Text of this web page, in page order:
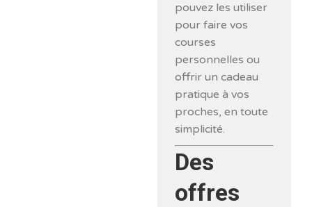
pouvez les utiliser
pour faire vos
courses
personnelles ou
offrir un cadeau
pratique à vos
proches, en toute
simplicité.
Des
offres